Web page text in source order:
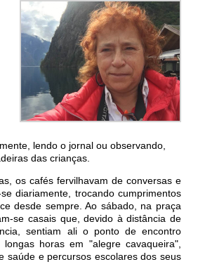
lendo o jornal ou observando,
das crianças.
os cafés fervilhavam de conversas e
diariamente, trocando cumprimentos
desde sempre. Ao sábado, na praça
se casais que, devido à distância de
sentiam ali o ponto de encontro
horas em "alegre cavaqueira",
saúde e percursos escolares dos seus